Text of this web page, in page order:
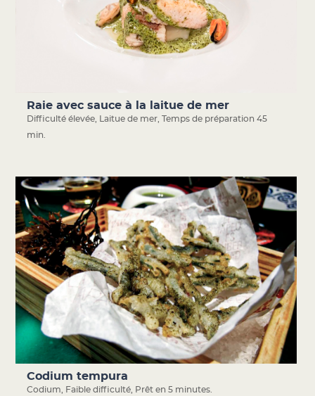
Raie avec sauce à la laitue de mer
Difficulté élevée Laitue de mer ,Temps de préparation 45
min.
Codium tempura
Codium Faible difficulté Prêt en 5 minutes.